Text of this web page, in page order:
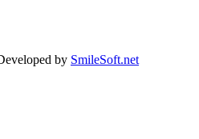
by SmileSoft.net